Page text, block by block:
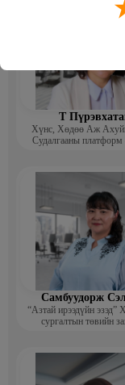
Т
Хүнс, Хөдөө Аж
Судалгааны платформ
Самбуудорж
“Азтай ирээдүйн
сургалтын төвийн